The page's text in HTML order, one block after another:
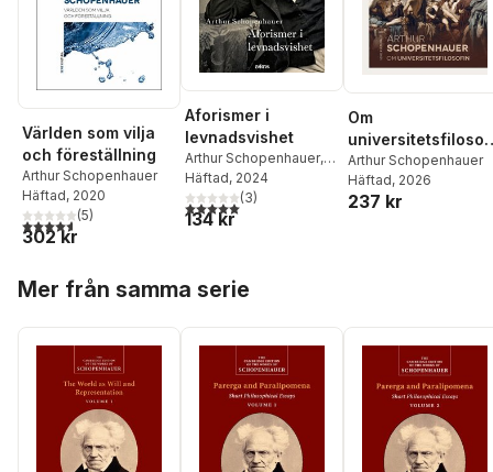
Världen som vilja
och föreställning
Arthur Schopenhauer
Häftad, 2020
4,6utav 5 stjärnor. Totalt antal röster:
(5)
302 kr
Aforismer i
levnadsvishet
Arthur Schopenhauer,
Gustav Almlöfs
Bokförlag Zoferos
Häftad, 2024
5,0utav 5 stjärnor. Totalt antal röster:
(3)
134 kr
Om
n
Arthur Schopenhauer
Häftad, 2026
237 kr
Mer från samma serie